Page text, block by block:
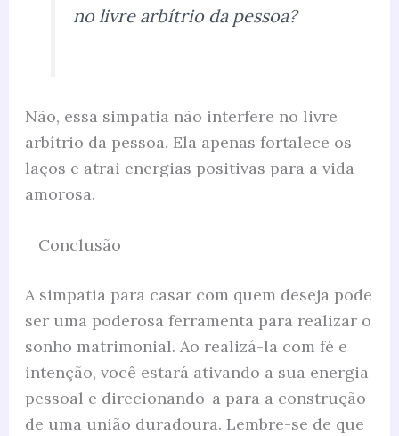
no livre arbítrio da pessoa?
Não, essa simpatia não interfere no livre
arbítrio da pessoa. Ela apenas fortalece os
laços e atrai energias positivas para a vida
amorosa.
Conclusão
A simpatia para casar com quem deseja pode
ser uma poderosa ferramenta para realizar o
sonho matrimonial. Ao realizá-la com fé e
intenção, você estará ativando a sua energia
pessoal e direcionando-a para a construção
de uma união duradoura. Lembre-se de que